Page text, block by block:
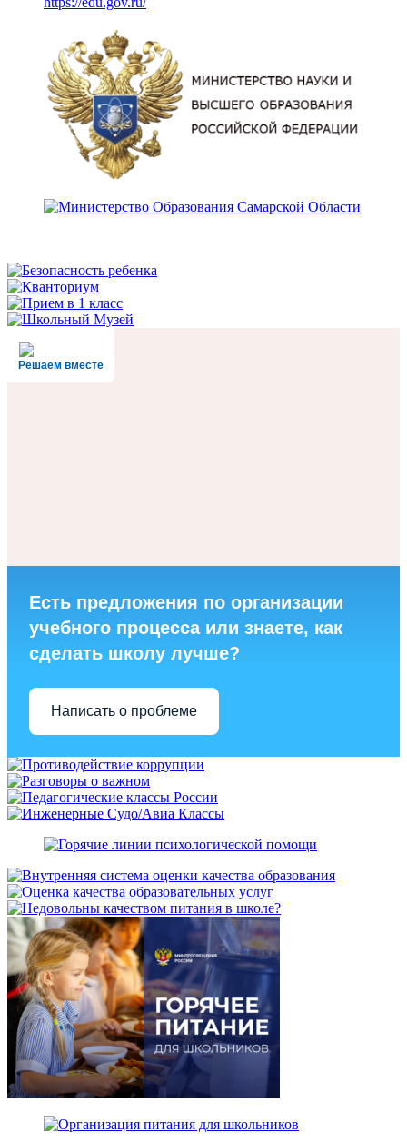
Решаем вместе
Есть предложения по организации
учебного процесса или знаете, как
сделать школу лучше?
Написать о проблеме